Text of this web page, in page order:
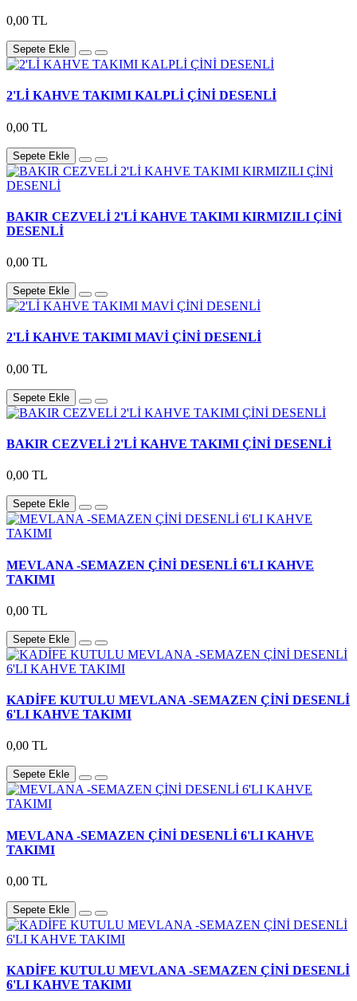
0,00 TL
Sepete Ekle
2'Lİ KAHVE TAKIMI KALPLİ ÇİNİ DESENLİ
0,00 TL
Sepete Ekle
BAKIR CEZVELİ 2'Lİ KAHVE TAKIMI KIRMIZILI ÇİNİ
DESENLİ
0,00 TL
Sepete Ekle
2'Lİ KAHVE TAKIMI MAVİ ÇİNİ DESENLİ
0,00 TL
Sepete Ekle
BAKIR CEZVELİ 2'Lİ KAHVE TAKIMI ÇİNİ DESENLİ
0,00 TL
Sepete Ekle
MEVLANA -SEMAZEN ÇİNİ DESENLİ 6'LI KAHVE
TAKIMI
0,00 TL
Sepete Ekle
KADİFE KUTULU MEVLANA -SEMAZEN ÇİNİ DESENLİ
6'LI KAHVE TAKIMI
0,00 TL
Sepete Ekle
MEVLANA -SEMAZEN ÇİNİ DESENLİ 6'LI KAHVE
TAKIMI
0,00 TL
Sepete Ekle
KADİFE KUTULU MEVLANA -SEMAZEN ÇİNİ DESENLİ
6'LI KAHVE TAKIMI